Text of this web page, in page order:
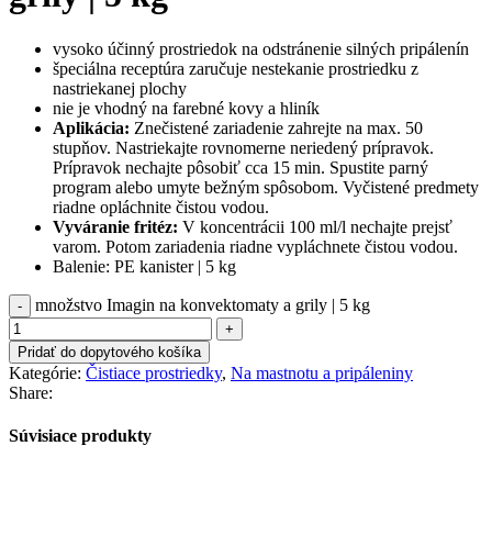
vysoko účinný prostriedok na odstránenie silných pripálenín
špeciálna receptúra zaručuje nestekanie prostriedku z
nastriekanej plochy
nie je vhodný na farebné kovy a hliník
Aplikácia: Znečistené zariadenie zahrejte na max. 50
stupňov. Nastriekajte rovnomerne neriedený prípravok.
Prípravok nechajte pôsobiť cca 15 min. Spustite parný
program alebo umyte bežným spôsobom. Vyčistené predmety
riadne opláchnite čistou vodou.
Vyváranie fritéz: V koncentrácii 100 ml/l nechajte prejsť
varom. Potom zariadenia riadne vypláchnete čistou vodou.
Balenie: PE kanister | 5 kg
množstvo Imagin na konvektomaty a grily | 5 kg
Pridať do dopytového košíka
Kategórie: Čistiace prostriedky, Na mastnotu a pripáleniny
Share:
Súvisiace produkty